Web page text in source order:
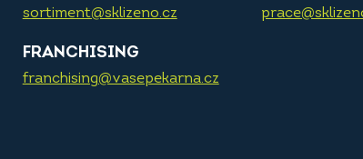
sortiment@sklizeno.cz
FRANCHISING
franchising@vasepekarna.cz